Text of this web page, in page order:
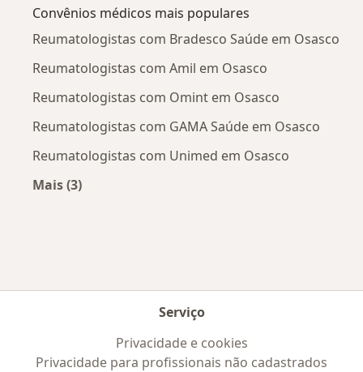
Convênios médicos mais populares
Reumatologistas com Bradesco Saúde em Osasco
Reumatologistas com Amil em Osasco
Reumatologistas com Omint em Osasco
Reumatologistas com GAMA Saúde em Osasco
Reumatologistas com Unimed em Osasco
Mais (3)
Serviço
Privacidade e cookies
Privacidade para profissionais não cadastrados